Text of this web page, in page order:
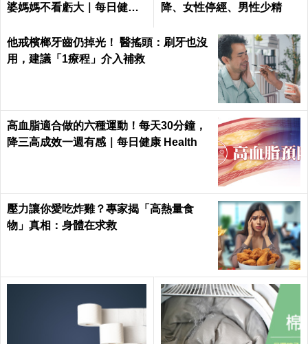
婆媽媽不看虧大｜每日健康
降、女性停經、男性少精
他戒檳榔牙齒仍掉光！ 醫搖頭：刷牙也沒
用，建議「1療程」介入補救
高血脂適合做的六種運動！每天30分鐘，
降三高成效一週有感｜每日健康 Health
壓力讓你愛吃炸雞？專家揭「高熱量食
物」真相：身體在求救